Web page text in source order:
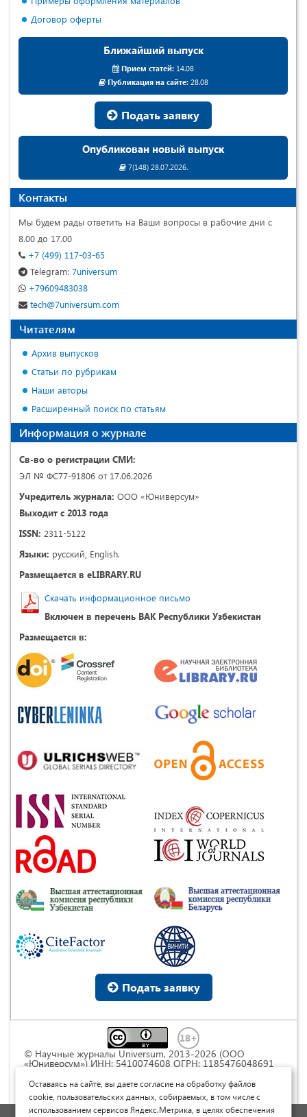
Договор оферты
Ближайший выпуск
Прием статей: 14.08
Публикация на сайте:28.08
Подать заявку
Опубликован новый выпуск
7(148) 28.07.2026.
Контакты
Мы будем рады ответить на Ваши вопросы в рабочие дни с
8.00 до 17.00
+7 (499) 117-03-65
Telegram: 7universum
+79609483038
tech@7universum.com
Читателям
Архив выпусков
Статьи по рубрикам
Наши авторы
Расширенный поиск по статьям
Информация о журнале
Св-во о регистрации СМИ:
ЭЛ № ФС77-91806 от 17.06.2026
Учредитель журнала: ООО «Юниверсум»
Выходит с 2013 года
ISSN: 2311-5122
Языки: русский, English.
Размещается в eLIBRARY.RU
Скачать информационное письмо
Включен в перечень ВАК Республики Узбекистан
Размещается в:
Подать заявку
© Научные журналы Universum, 2013-2026 (ООО
«Юниверсум») ИНН: 5410074608 ОГРН: 1185476048691
Commons « Attribution» («Атрибуция») 4.0
Непортированная
Оставаясь на сайте, вы даете согласие на обработку файлов
cookie, пользовательских данных, собираемых, в том числе с
использованием сервисов Яндекс.Метрика, в целях обеспечения